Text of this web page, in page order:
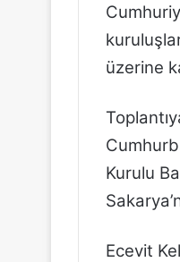
üzerine
Kurulu
Ecevit